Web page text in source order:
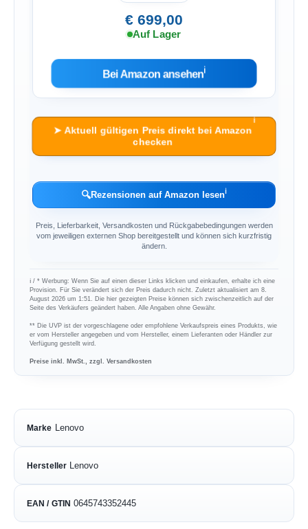
€ 699,00
Auf Lager
Bei Amazon ansehenℹ︎
➤ Aktuell gültigen Preis direkt bei Amazon
checken
ℹ︎
🔍Rezensionen auf Amazon lesenℹ︎
Preis, Lieferbarkeit, Versandkosten und Rückgabebedingungen werden
vom jeweiligen externen Shop bereitgestellt und können sich kurzfristig
ändern.
ℹ︎ / * Werbung: Wenn Sie auf einen dieser Links klicken und einkaufen, erhalte ich eine
Provision. Für Sie verändert sich der Preis dadurch nicht. Zuletzt aktualisiert am 8.
August 2026 um 1:51. Die hier gezeigten Preise können sich zwischenzeitlich auf der
Seite des Verkäufers geändert haben. Alle Angaben ohne Gewähr.
** Die UVP ist der vorgeschlagene oder empfohlene Verkaufspreis eines Produkts, wie
er vom Hersteller angegeben und vom Hersteller, einem Lieferanten oder Händler zur
Verfügung gestellt wird.
Preise inkl. MwSt., zzgl. Versandkosten
Marke Lenovo
Hersteller Lenovo
EAN / GTIN 0645743352445